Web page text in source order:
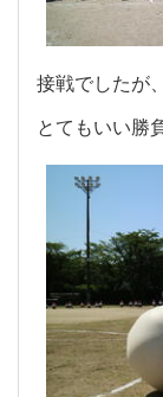
接戦でしたが
とてもいい勝